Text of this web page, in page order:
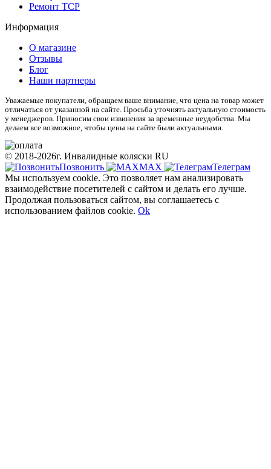
Ремонт ТСР
Информация
О магазине
Отзывы
Блог
Наши партнеры
Уважаемые покупатели, обращаем ваше внимание, что цена на товар может
отличаться от указанной на сайте. Просьба уточнять актуальную стоимость
у менеджеров. Приносим свои извинения за временные неудобства. Мы
делаем все возможное, чтобы цены на сайте были актуальными.
© 2018-2026г. Инвалидные коляски RU
Позвонить
МАХ
Телеграм
Мы используем cookie. Это позволяет нам анализировать
взаимодействие посетителей с сайтом и делать его лучше.
Продолжая пользоваться сайтом, вы соглашаетесь с
использованием файлов cookie. Ok